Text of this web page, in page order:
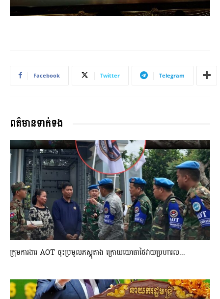
Facebook Twitter Telegram
ពត៌មានទាក់ទង
ក្រុមការងារ AOT ចុះប្រមូលភស្តុតាង ក្រោយយោធាថៃវាយប្រហារល...